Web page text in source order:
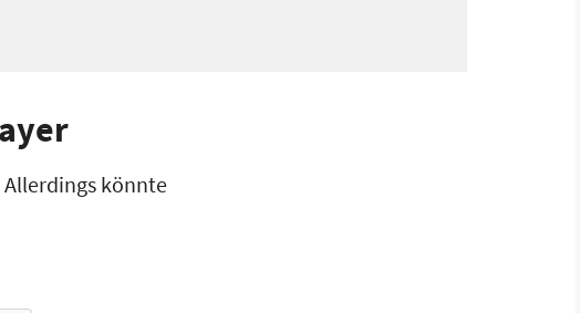
könnte